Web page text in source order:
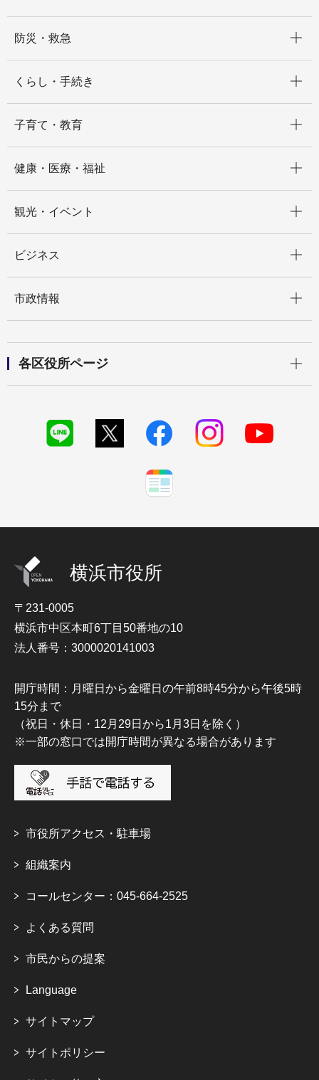
防災・救急
くらし・手続き
子育て・教育
健康・医療・福祉
観光・イベント
ビジネス
市政情報
各区役所ページ
横浜市役所
〒231-0005
横浜市中区本町6丁目50番地の10
法人番号：3000020141003
開庁時間：月曜日から金曜日の午前8時45分から午後5時
15分まで
（祝日・休日・12月29日から1月3日を除く）
※一部の窓口では開庁時間が異なる場合があります
市役所アクセス・駐車場
組織案内
コールセンター：045-664-2525
よくある質問
市民からの提案
Language
サイトマップ
サイトポリシー